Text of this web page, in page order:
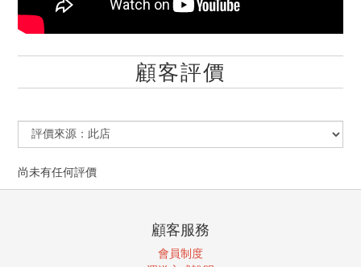
顧客評價
尚未有任何評價
顧客服務
會員制度